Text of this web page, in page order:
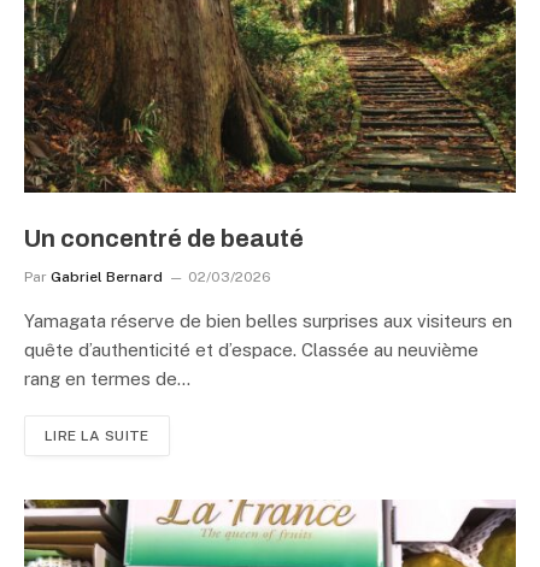
Un concentré de beauté
Par Gabriel Bernard 02/03/2026
Yamagata réserve de bien belles surprises aux visiteurs en
quête d’authenticité et d’espace. Classée au neuvième
rang en termes de…
LIRE LA SUITE